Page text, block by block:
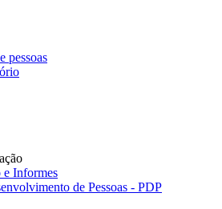
pessoas
e Informes
de Pessoas - PDP